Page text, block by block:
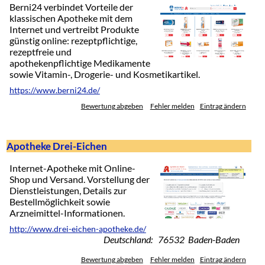
Berni24 verbindet Vorteile der
klassischen Apotheke mit dem
Internet und vertreibt Produkte
günstig online: rezeptpflichtige,
rezeptfreie und
apothekenpflichtige Medikamente
sowie Vitamin-, Drogerie- und Kosmetikartikel.
https://www.berni24.de/
Bewertung abgeben Fehler melden Eintrag ändern
Apotheke Drei-Eichen
Internet-Apotheke mit Online-
Shop und Versand. Vorstellung der
Dienstleistungen, Details zur
Bestellmöglichkeit sowie
Arzneimittel-Informationen.
http://www.drei-eichen-apotheke.de/
Deutschland: 76532 Baden-Baden
Bewertung abgeben Fehler melden Eintrag ändern